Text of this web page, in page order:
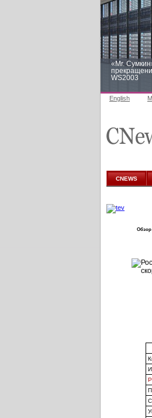
«Mr.
WS2003
аналитике
English
CNEWS
Обзор